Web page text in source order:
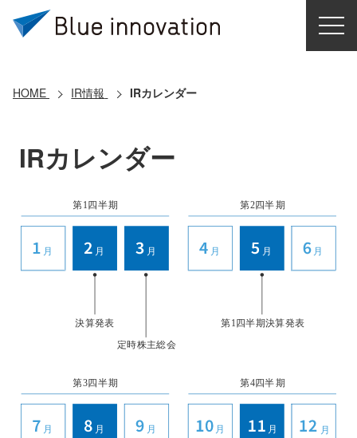
導入事例
コアテクノロジー
クラウドモビリティ研究所
お問い合わせ
会社情報 ニュース
採用情報 資料ダウンロード
HOME IR情報 IRカレンダー
IRカレンダー